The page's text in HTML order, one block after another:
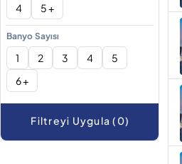
4
5 +
Banyo Sayısı
1 2 3 4
5
6 +
Filtreyi Uygula (0)